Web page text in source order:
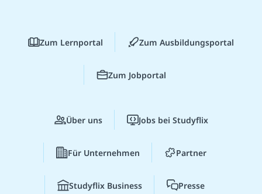
Zum Lernportal Zum Ausbildungsportal
Zum Jobportal
Über uns Jobs bei Studyflix
Für Unternehmen Partner
Studyflix Business Presse